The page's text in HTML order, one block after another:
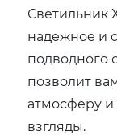
Светильник
надежное и
подводного
позволит
атмосферу
взгляды.